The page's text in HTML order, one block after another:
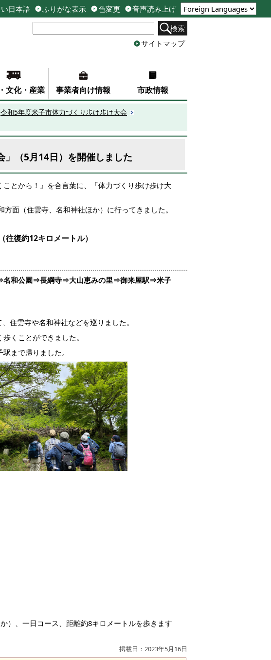
日本語 ふりがな表示 色変更
音声読み上げ
検索
サイトマップ
文化・産業 事業者向け情報 市政情報
令和5年度米子市体力づくり歩け歩け大会
（5月14日）を開催しました
とから！』を合言葉に、「体力づくり歩け歩け大
面（住雲寺、名和神社ほか）に行ってきました。
復約12キロメートル）
和公園⇒長綱寺⇒大山恵みの里⇒御来屋駅⇒米子
住雲寺や名和神社などを巡りました。
くことができました。
駅まで帰りました。
）、一日コース、距離約8キロメートルを歩きます
掲載日：2023年5月16日